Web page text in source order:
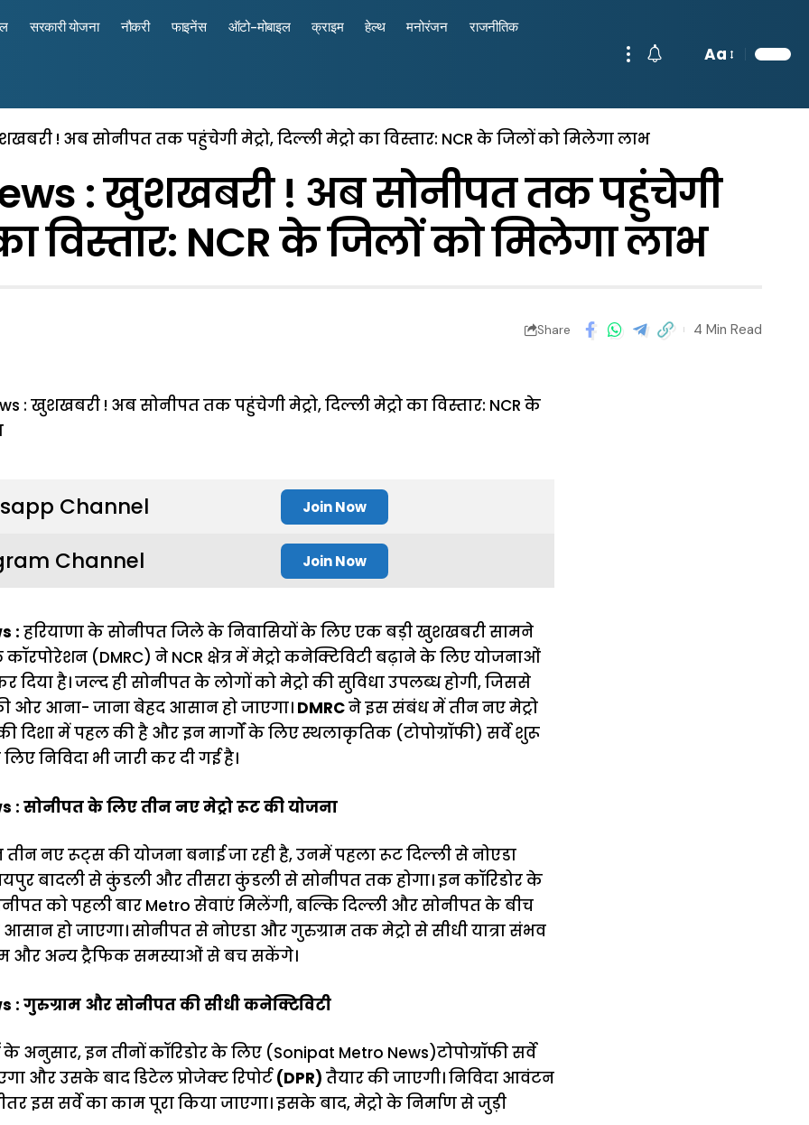
सरकारी योजना नौकरी फाइनेंस ऑटो-मोबाइल क्राइम हेल्थ मनोरंजन राजनीतिक
Aa
! अब सोनीपत तक पहुंचेगी मेट्रो, दिल्ली मेट्रो का विस्तार: NCR के जिलों को मिलेगा लाभ
: खुशखबरी ! अब सोनीपत तक पहुंचेगी
का विस्तार: NCR के जिलों को मिलेगा लाभ
Share 4 Min Read
Channel Join Now
Channel Join Now
: हरियाणा के सोनीपत जिले के निवासियों के लिए एक बड़ी खुशखबरी सामने
कॉरपोरेशन (DMRC) ने NCR क्षेत्र में मेट्रो कनेक्टिविटी बढ़ाने के लिए योजनाओं
है। जल्द ही सोनीपत के लोगों को मेट्रो की सुविधा उपलब्ध होगी, जिससे
ओर आना- जाना बेहद आसान हो जाएगा। DMRCने इस संबंध में तीन नए मेट्रो
दिशा में पहल की है और इन मार्गों के लिए स्थलाकृतिक (टोपोग्रॉफी) सर्वे शुरू
निविदा भी जारी कर दी गई है।
: सोनीपत के लिए तीन नए मेट्रो रूट की योजना
तीन नए रूट्स की योजना बनाई जा रही है, उनमें पहला रूट दिल्ली से नोएडा
बादली से कुंडली और तीसरा कुंडली से सोनीपत तक होगा। इन कॉरिडोर के
को पहली बार Metro सेवाएं मिलेंगी, बल्कि दिल्ली और सोनीपत के बीच
हो जाएगा। सोनीपत से नोएडा और गुरुग्राम तक मेट्रो से सीधी यात्रा संभव
और अन्य ट्रैफिक समस्याओं से बच सकेंगे।
: गुरुग्राम और सोनीपत की सीधी कनेक्टिविटी
के अनुसार, इन तीनों कॉरिडोर के लिए (Sonipat Metro News)टोपोग्रॉफी सर्वे
और उसके बाद डिटेल प्रोजेक्ट रिपोर्ट(DPR) तैयार की जाएगी। निविदा आवंटन
इस सर्वे का काम पूरा किया जाएगा। इसके बाद, मेट्रो के निर्माण से जुड़ी